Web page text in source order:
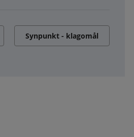
Synpunkt - klagomål